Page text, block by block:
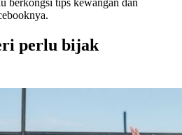
perlu bijak